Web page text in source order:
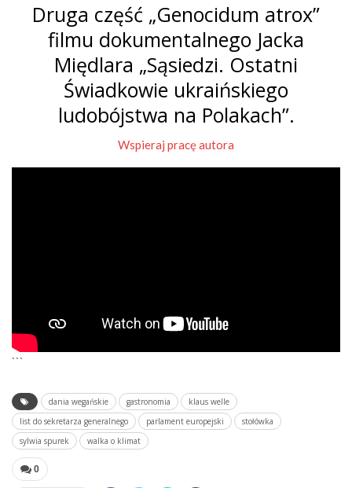
Druga część „Genocidum atrox”
filmu dokumentalnego Jacka
Międlara „Sąsiedzi. Ostatni
Świadkowie ukraińskiego
ludobójstwa na Polakach”.
Wspieraj pracę autora
```
dania wegańskie gastronomia
klaus welle
list do sekretarza generalnego
parlament europejski
stołówka
sylwia spurek
walka o klimat
0